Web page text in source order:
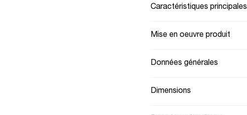
Caractéristiques principales
Mise en oeuvre produit
Données générales
Dimensions